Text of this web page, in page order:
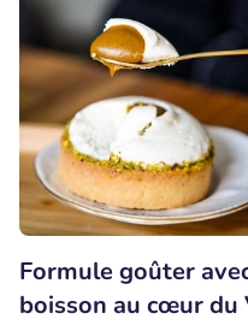
Formule goûter
boisson au cœur